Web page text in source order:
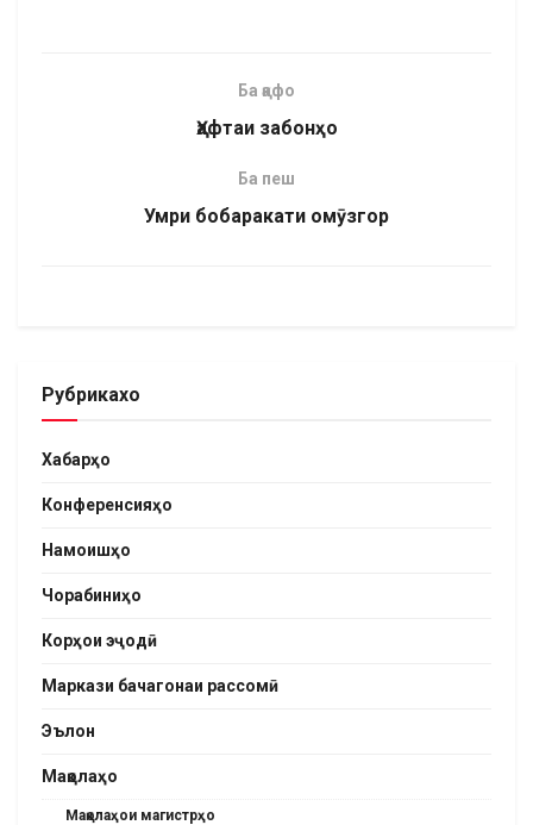
Ба қафо
Ҳафтаи забонҳо
Ба пеш
Умри бобаракати омӯзгор
Рубрикахо
Хабарҳо
Конференсияҳо
Намоишҳо
Чорабиниҳо
Корҳои эҷодӣ
Маркази бачагонаи рассомӣ
Эълон
Мақолаҳо
Мақолаҳои магистрҳо